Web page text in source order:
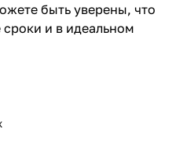
быть уверены, что
сроки и в идеальном